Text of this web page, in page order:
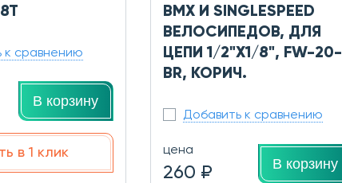
к сравнению
В корзину
в 1 клик
BMX И SINGLESPEED
ВЕЛОСИПЕДОВ, ДЛЯ
ЦЕПИ 1/2"Х1/8", FW-20-
BR, КОРИЧ.
Добавить к сравнению
цена
260 ₽ В корзину